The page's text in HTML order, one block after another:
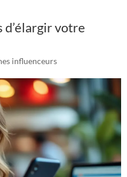
d’élargir votre
influenceurs